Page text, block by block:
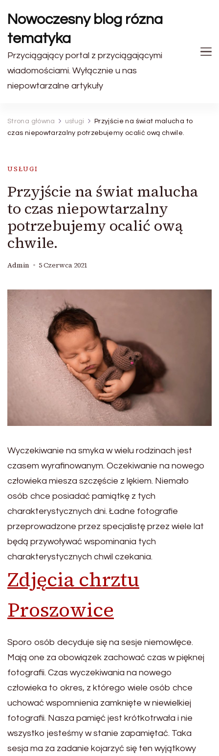
Nowoczesny blog rózna
tematyka
Przyciągający portal z przyciągającymi
wiadomościami. Wyłącznie u nas
niepowtarzalne artykuły
Strona główna usługi
Przyjście na świat malucha to
czas niepowtarzalny potrzebujemy ocalić ową chwile.
USŁUGI
Przyjście na świat malucha
to czas niepowtarzalny
potrzebujemy ocalić ową
chwile.
Admin 5 Czerwca 2021
Wyczekiwanie na smyka w wielu rodzinach jest
czasem wyrafinowanym. Oczekiwanie na nowego
człowieka miesza szczęście z lękiem. Niemało
osób chce posiadać pamiątkę z tych
charakterystycznych dni. Ładne fotografie
przeprowadzone przez specjalistę przez wiele lat
będą przywoływać wspominania tych
charakterystycznych chwil czekania.
Zdjęcia chrztu
Proszowice
Sporo osób decyduje się na sesje niemowlęce.
Mają one za obowiązek zachować czas w pięknej
fotografii. Czas wyczekiwania na nowego
człowieka to okres, z którego wiele osób chce
uchować wspomnienia zamknięte w niewielkiej
fotografii. Nasza pamięć jest krótkotrwała i nie
wszystko jesteśmy w stanie zapamiętać. Taka
sesja ma za zadanie kojarzyć się ten wyjątkowy